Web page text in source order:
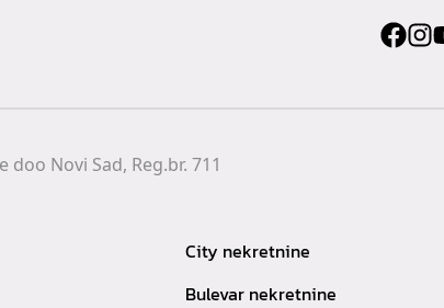
Novi Sad, Reg.br. 711
City nekretnine
Bulevar nekretnine